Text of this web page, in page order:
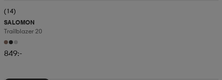
(14)
SALOMON
Trailblazer 20
849:-